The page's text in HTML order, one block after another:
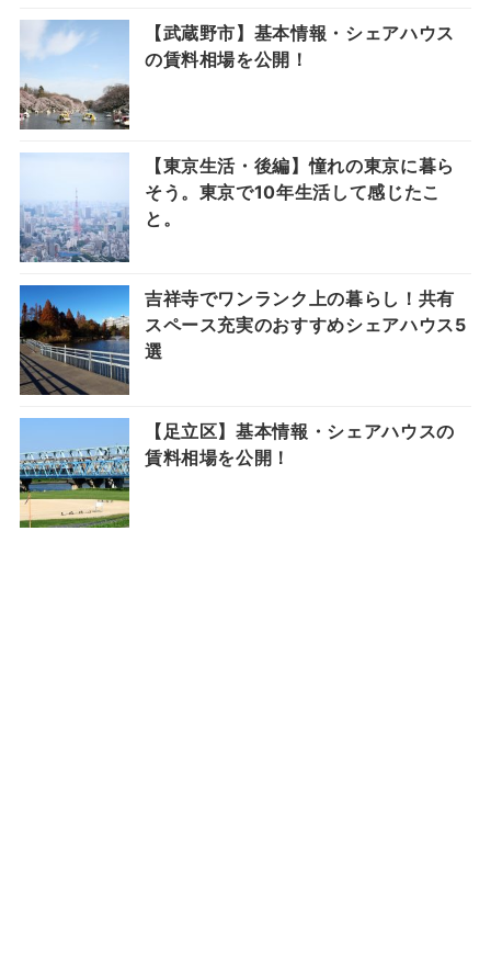
【武蔵野市】基本情報・シェアハウス
の賃料相場を公開！
【東京生活・後編】憧れの東京に暮ら
そう。東京で10年生活して感じたこ
と。
吉祥寺でワンランク上の暮らし！共有
スペース充実のおすすめシェアハウス5
選
【足立区】基本情報・シェアハウスの
賃料相場を公開！